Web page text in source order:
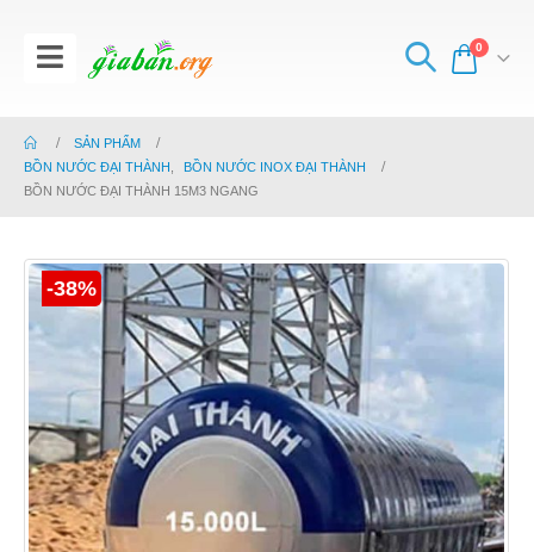
0
SẢN PHẨM
BỒN NƯỚC ĐẠI THÀNH
BỒN NƯỚC INOX ĐẠI THÀNH
BỒN NƯỚC ĐẠI THÀNH 15M3 NGANG
-38%